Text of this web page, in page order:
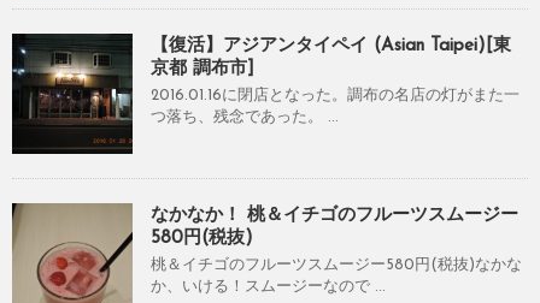
【復活】アジアンタイペイ (Asian Taipei)[東
京都 調布市]
2016.01.16に閉店となった。調布の名店の灯がまた一
つ落ち、残念であった。 ...
なかなか！ 桃＆イチゴのフルーツスムージー
580円(税抜)
桃＆イチゴのフルーツスムージー580円(税抜)なかな
か、いける！スムージーなので ...